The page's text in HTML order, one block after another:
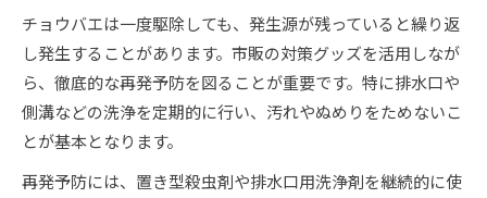
チョウバエは一度駆除しても、発生源が残っていると繰り返
し発生することがあります。市販の対策グッズを活用しなが
ら、徹底的な再発予防を図ることが重要です。特に排水口や
側溝などの洗浄を定期的に行い、汚れやぬめりをためないこ
とが基本となります。
再発予防には、置き型殺虫剤や排水口用洗浄剤を継続的に使